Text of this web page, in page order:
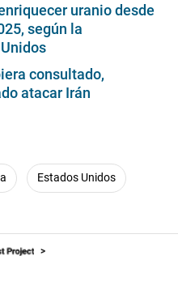
uranio desde
según la
consultado,
atacar Irán
Estados Unidos